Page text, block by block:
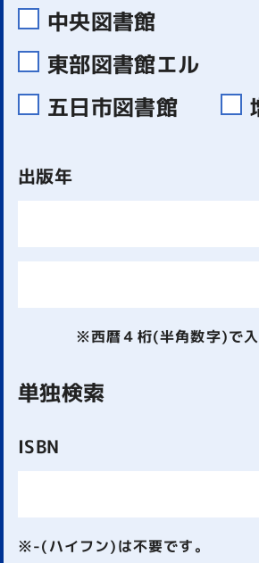
中央図書館
東部図書館エル
五日市図書館
出版年
※西暦４桁(半角数字)で入
単独検索
ISBN
※-(ハイフン)は不要です。